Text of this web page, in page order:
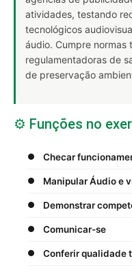
atividades, testando
tecnológicos
áudio. Cumpre normas
regulamentadoras de
de preservação
⚙️ Funções no
Checar
Manipular Áudio e
Demonstrar
Comunicar-se
Conferir qualidade